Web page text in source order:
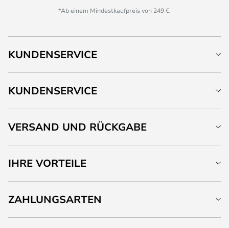
*Ab einem Mindestkaufpreis von 249 €.
KUNDENSERVICE
KUNDENSERVICE
VERSAND UND RÜCKGABE
IHRE VORTEILE
ZAHLUNGSARTEN